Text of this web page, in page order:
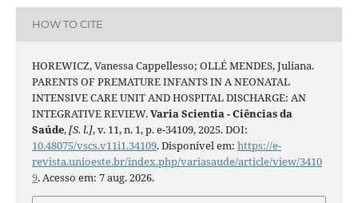
HOW TO CITE
HOREWICZ, Vanessa Cappellesso; OLLÉ MENDES, Juliana.
PARENTS OF PREMATURE INFANTS IN A NEONATAL
INTENSIVE CARE UNIT AND HOSPITAL DISCHARGE: AN
INTEGRATIVE REVIEW.Varia Scientia - Ciências da
Saúde,[S. l.], v. 11, n. 1, p. e-34109, 2025. DOI:
10.48075/vscs.v11i1.34109. Disponível em: https://e-
revista.unioeste.br/index.php/variasaude/article/view/3410
9. Acesso em: 7 aug. 2026.